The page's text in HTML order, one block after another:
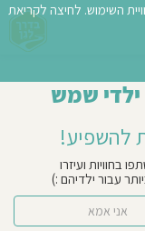
ילדי שמש
להשפיע!
בחוויות ועיזרו
עבור ילדיהם :)
אני אמא
השימוש. לחיצה לקריאת